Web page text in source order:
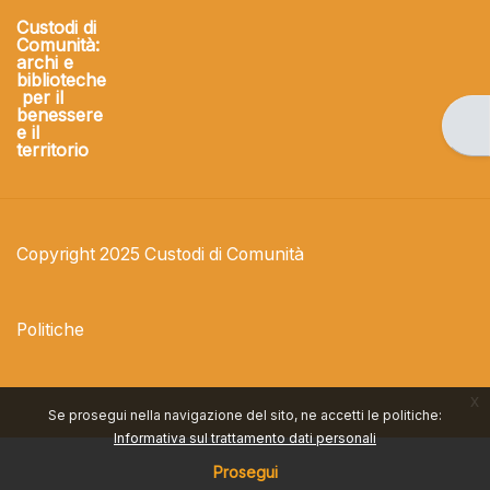
Se prosegui nella navigazione del sito, ne accetti le politiche:
Informativa sul trattamento dati personali
Prosegui
x
Custodi di
Comunità:
archi e
biblioteche
per il
benessere
e il
territorio
Copyright 2025 Custodi di Comunità
Politiche